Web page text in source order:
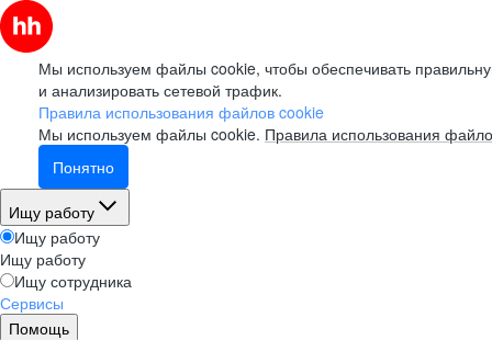
Мы используем файлы cookie, чтобы обеспечивать
и анализировать сетевой трафик.
Правила использования файлов cookie
Мы используем файлы cookie. Правила использования
Понятно
Ищу работу
Ищу работу
Ищу работу
Ищу сотрудника
Сервисы
Помощь